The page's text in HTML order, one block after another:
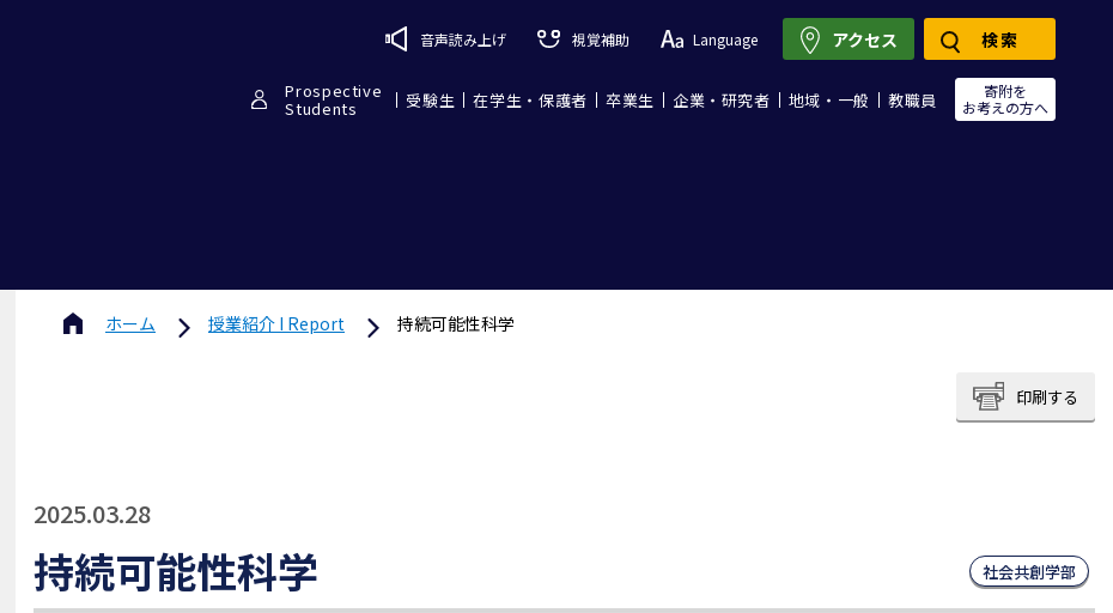
音声読み上げ 視覚補助 Language
Prospective
Students 受験生 在学生・保護者 卒業生 企業・研究者 地域・一般 教職員
寄附を
お考えの方へ
アクセス 検索
ホーム 授業紹介 I Report 持続可能性科学
印刷する
2025.03.28
持続可能性科学 社会共創学部